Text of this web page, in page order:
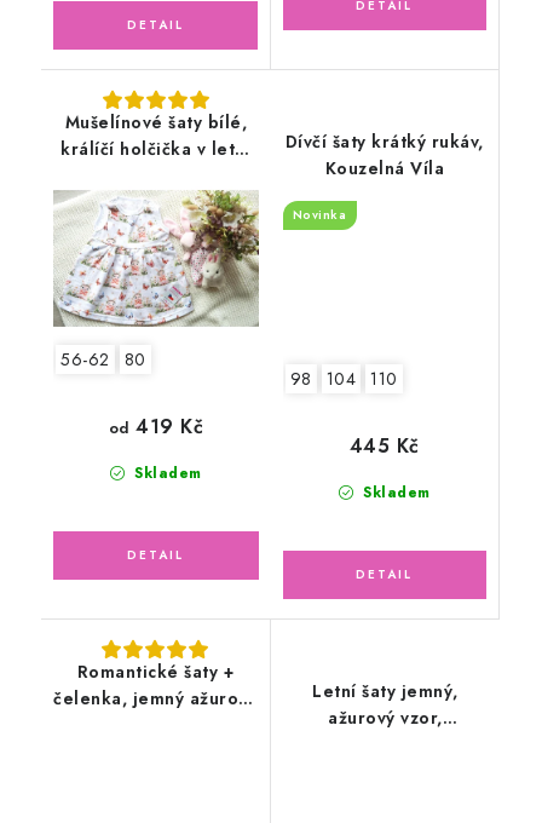
Mušelínové šaty bílé,
králíčí holčička v letní
56-62 80
Skladem
od 419 Kč
Dívčí šaty krátký rukáv,
Kouzelná Víla
Novinka
98 104 110
Skladem
445 Kč
Romantické šaty +
čelenka, jemný ažurový
Letní šaty jemný,
ažurový vzor,